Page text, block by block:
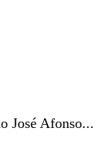
José Afonso...